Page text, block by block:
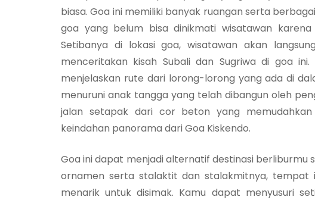
biasa. Goa ini memiliki banyak ruangan serta
goa yang belum bisa dinikmati wisatawan
Setibanya di lokasi goa, wisatawan akan
menceritakan kisah Subali dan Sugriwa di goa
menjelaskan rute dari lorong-lorong yang ada di
menuruni anak tangga yang telah dibangun oleh
jalan setapak dari cor beton yang
keindahan panorama dari Goa Kiskendo.
Goa ini dapat menjadi alternatif destinasi berliburmu
ornamen serta stalaktit dan stalakmitnya, tempat
menarik untuk disimak. Kamu dapat menyusuri